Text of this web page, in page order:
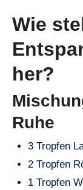
Wie
her?
Ruhe
3 Tropfen
2 Tropfen
1 Tropfen